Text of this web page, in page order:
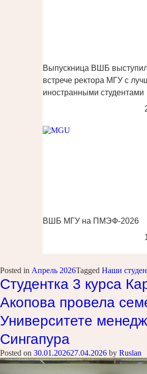
Выпускница ВШБ
встрече ректора МГУ с
иностранными студентами
ВШБ МГУ на ПМЭФ-2026
Posted in Апрель 2026Tagged Наши
Студентка 3 курса
Акопова провела
Университете
Сингапура
Posted on 30.01.202627.04.2026 by Ruslan